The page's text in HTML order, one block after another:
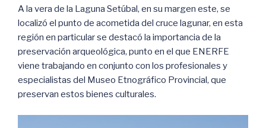
A la vera de la Laguna Setúbal, en su margen este, se
localizó el punto de acometida del cruce lagunar, en esta
región en particular se destacó la importancia de la
preservación arqueológica, punto en el que ENERFE
viene trabajando en conjunto con los profesionales y
especialistas del Museo Etnográfico Provincial, que
preservan estos bienes culturales.